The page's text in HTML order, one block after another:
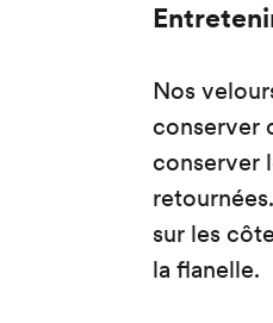
Nos
conserver
conserver
sur les
la flanelle.